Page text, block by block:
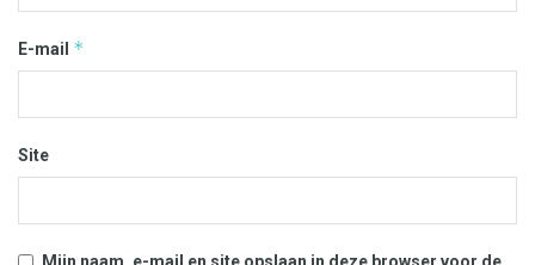
E-mail *
Site